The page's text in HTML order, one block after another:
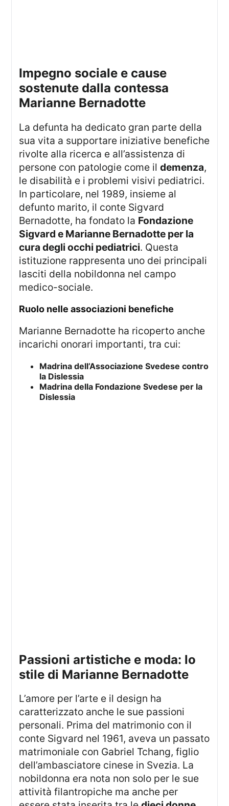
impegno sociale e cause
sostenute dalla contessa
Marianne Bernadotte
La defunta ha dedicato gran parte della
sua vita a supportare iniziative benefiche
rivolte alla ricerca e all’assistenza di
persone con patologie come ildemenza,
le disabilità e i problemi visivi pediatrici.
In particolare, nel 1989, insieme al
defunto marito, il conte Sigvard
Bernadotte, ha fondato la Fondazione
Sigvard e Marianne Bernadotte per la
cura degli occhi pediatrici. Questa
istituzione rappresenta uno dei principali
lasciti della nobildonna nel campo
medico-sociale.
ruolo nelle associazioni benefiche
Marianne Bernadotte ha ricoperto anche
incarichi onorari importanti, tra cui:
Madrina dell’Associazione Svedese contro
la Dislessia
Madrina della Fondazione Svedese per la
Dislessia
passioni artistiche e moda: lo
stile di Marianne Bernadotte
L’amore per l’arte e il design ha
caratterizzato anche le sue passioni
personali. Prima del matrimonio con il
conte Sigvard nel 1961, aveva un passato
matrimoniale con Gabriel Tchang, figlio
dell’ambasciatore cinese in Svezia. La
nobildonna era nota non solo per le sue
attività filantropiche ma anche per